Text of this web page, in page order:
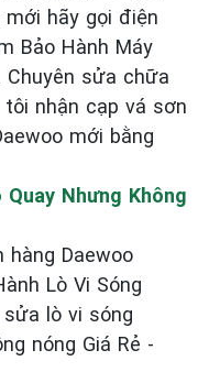
mới hãy gọi điện
Bảo Hành Máy
Chuyên sửa chữa
nhận cạp vá sơn
mới bằng
Nhưng Không
hàng Daewoo
Lò Vi Sóng
sửa lò vi sóng
nóng Giá Rẻ -